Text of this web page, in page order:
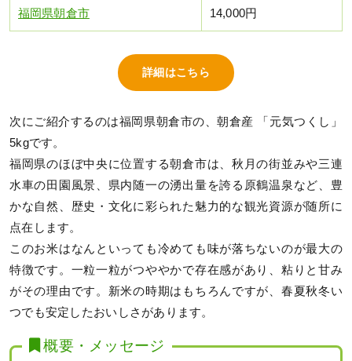
福岡県朝倉市 14,000円
詳細はこちら
次にご紹介するのは福岡県朝倉市の、朝倉産 「元気つくし」
5kgです。
福岡県のほぼ中央に位置する朝倉市は、秋月の街並みや三連
水車の田園風景、県内随一の湧出量を誇る原鶴温泉など、豊
かな自然、歴史・文化に彩られた魅力的な観光資源が随所に
点在します。
このお米はなんといっても冷めても味が落ちないのが最大の
特徴です。一粒一粒がつややかで存在感があり、粘りと甘み
がその理由です。新米の時期はもちろんですが、春夏秋冬い
つでも安定したおいしさがあります。
概要・メッセージ